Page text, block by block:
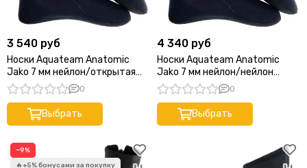
3 540 руб
Носки Aquateam Anatomic
Jako 7 мм нейлон/открытая
пора черные
0
Выбрать
4 340 руб
Носки Aquateam Anatomic
Jako 7 мм нейлон/нейлон
черные
0
Выбрать
−9%